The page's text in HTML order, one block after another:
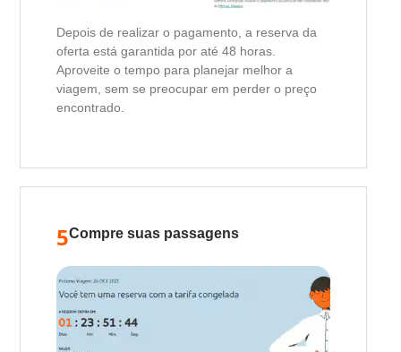
Depois de realizar o pagamento, a reserva da
oferta está garantida por até 48 horas.
Aproveite o tempo para planejar melhor a
viagem, sem se preocupar em perder o preço
encontrado.
5Compre suas passagens